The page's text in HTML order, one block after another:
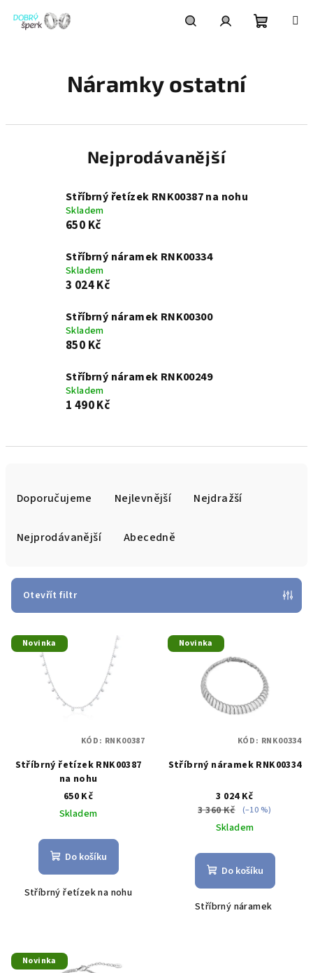
obsah
Náramky ostatní
Nejprodávanější
Stříbrný řetízek RNK00387 na nohu
Skladem
650 Kč
Stříbrný náramek RNK00334
Skladem
3 024 Kč
Stříbrný náramek RNK00300
Skladem
850 Kč
Stříbrný náramek RNK00249
Skladem
1 490 Kč
r
o
d
Doporučujeme Nejlevnější Nejdražší
Nejprodávanější Abecedně
Otevřít filtr
V
ý
Novinka
Stříbrný řetízek RNK00387
na nohu
650 Kč
Skladem
Do košíku
Stříbrný řetízek na nohu
KÓD: RNK00387
Novinka
Stříbrný náramek RNK00334
3 024 Kč
3 360 Kč
(–10 %)
Skladem
Do košíku
Stříbrný náramek
KÓD: RNK00334
Novinka